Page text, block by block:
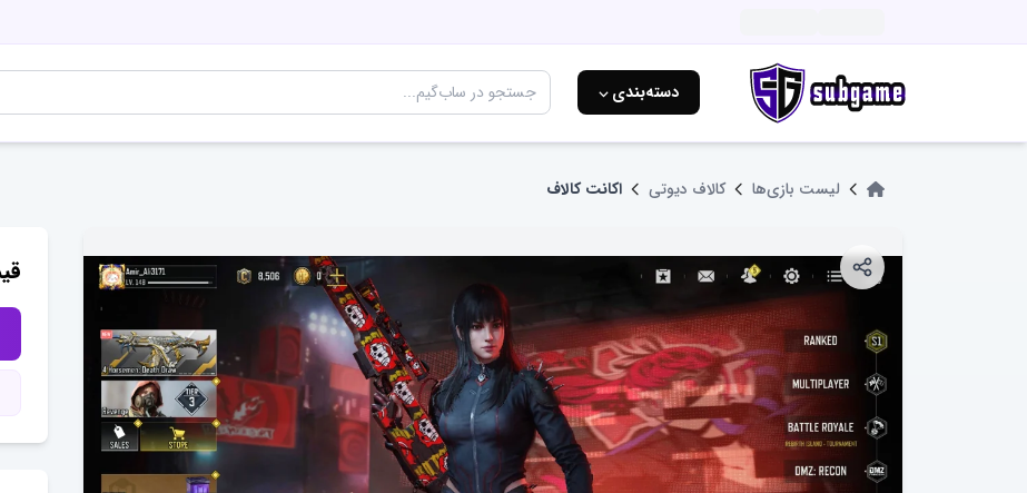
دسته‌بندی ⌵
لیست بازی‌ها کالاف دیوتی اکانت کالاف